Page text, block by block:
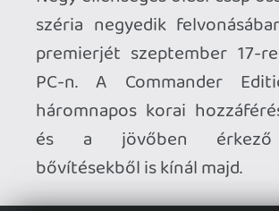
Bemutatkozott a Warhammer 40,000:
Chaos Gate – Deathwatch.A
Daemonhunters folytatásában visszatér
a taktikai RPG, melynek első trailerét lent
láthatjátok. PC-re, PS5-re és Xbox
Seriesre érkezik, de hogy mikor, az
egyelőre még nem derült ki.